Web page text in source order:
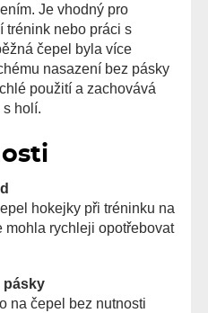
Je vhodný pro
trénink nebo práci s
čepel byla více
nasazení bez pásky
použití a zachovává
holí.
hokejky při tréninku na
mohla rychleji opotřebovat
pásky
na čepel bez nutnosti